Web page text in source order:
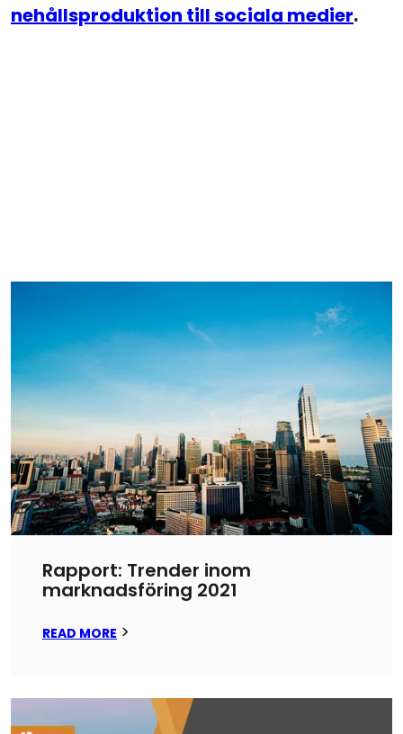
nehållsproduktion till sociala medier.
Rapport: Trender inom
marknadsföring 2021
READ MORE